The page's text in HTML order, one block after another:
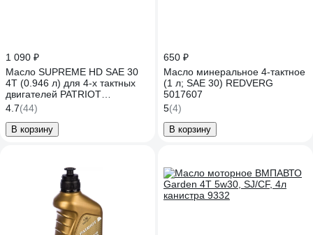
1 090 ₽
Масло SUPREME HD SAE 30
4Т (0.946 л) для 4-х тактных
двигателей PATRIOT
850030598
4.7(44)
В корзину
650 ₽
Масло минеральное 4-тактное
(1 л; SAE 30) REDVERG
5017607
5(4)
В корзину